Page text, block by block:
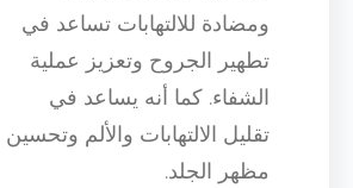
ومضادة للالتهابات تساعد في
تطهير الجروح وتعزيز عملية
الشفاء. كما أنه يساعد في
تقليل الالتهابات والألم وتحسين
مظهر الجلد.